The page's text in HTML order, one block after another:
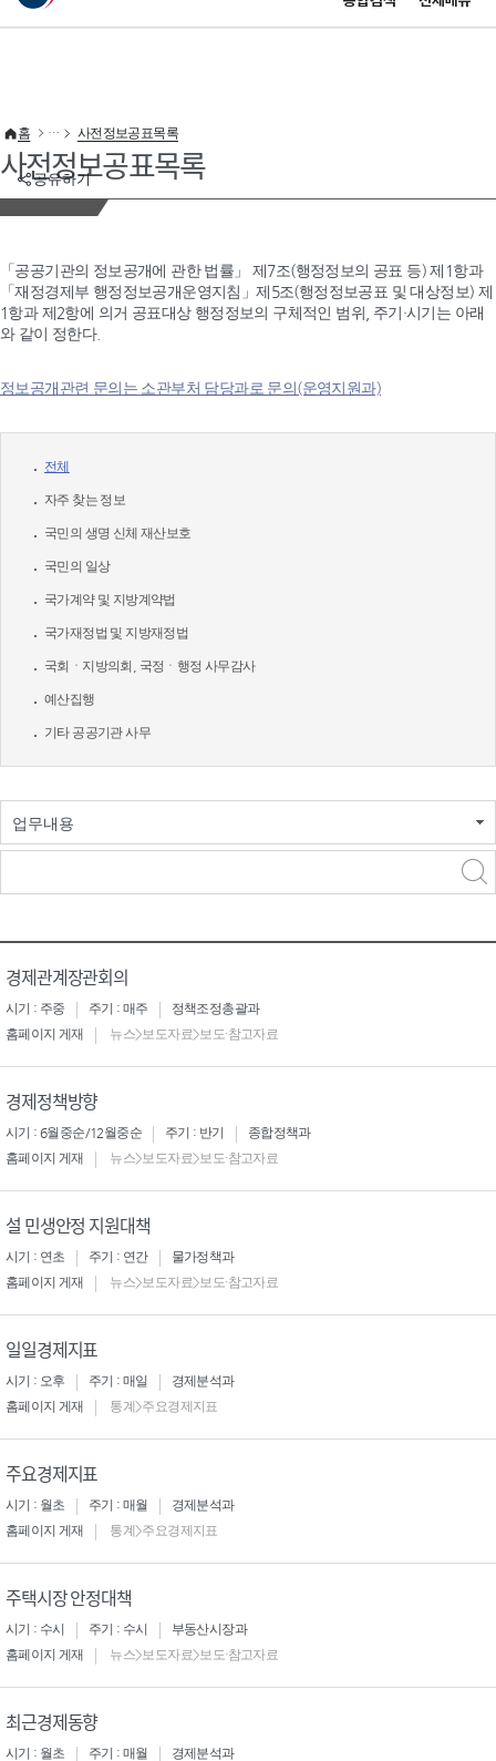
이 누리집은 대한민국 공식 전자정부 누리집입니다.
공유하기
홈 사전정보공표목록
사전정보공표목록
「공공기관의 정보공개에 관한 법률」 제7조(행정정보의 공표 등) 제1항과
「재정경제부 행정정보공개운영지침」제5조(행정정보공표 및 대상정보) 제
1항과 제2항에 의거 공표대상 행정정보의 구체적인 범위, 주기·시기는 아래
와 같이 정한다.
정보공개관련 문의는 소관부처 담당과로 문의(운영지원과)
전체
자주 찾는 정보
국민의 생명 신체 재산보호
국민의 일상
국가계약 및 지방계약법
국가재정법 및 지방재정법
국회ㆍ지방의회, 국정ㆍ행정 사무감사
예산집행
기타 공공기관 사무
업무내용
경제관계장관회의
시기 : 주중 주기 : 매주
정책조정총괄과
홈페이지 게재
뉴스>보도자료>보도·참고자료
경제정책방향
시기 : 6월중순/12월중순 주기 : 반기
종합정책과
홈페이지 게재
뉴스>보도자료>보도·참고자료
설 민생안정 지원대책
시기 : 연초 주기 : 연간
물가정책과
홈페이지 게재
뉴스>보도자료>보도·참고자료
일일경제지표
시기 : 오후 주기 : 매일
경제분석과
홈페이지 게재
통계>주요경제지표
주요경제지표
시기 : 월초 주기 : 매월
경제분석과
홈페이지 게재
통계>주요경제지표
주택시장 안정대책
시기 : 수시 주기 : 수시
부동산시장과
홈페이지 게재
뉴스>보도자료>보도·참고자료
최근경제동향
시기 : 월초 주기 : 매월
경제분석과